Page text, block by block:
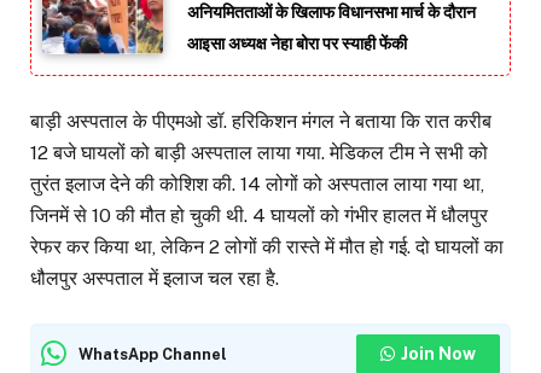
अनियमितताओं के खिलाफ विधानसभा मार्च के दौरान
आइसा अध्यक्ष नेहा बोरा पर स्याही फेंकी
बाड़ी अस्पताल के पीएमओ डॉ. हरिकिशन मंगल ने बताया कि रात करीब
12 बजे घायलों को बाड़ी अस्पताल लाया गया. मेडिकल टीम ने सभी को
तुरंत इलाज देने की कोशिश की. 14 लोगों को अस्पताल लाया गया था,
जिनमें से 10 की मौत हो चुकी थी. 4 घायलों को गंभीर हालत में धौलपुर
रेफर कर किया था, लेकिन 2 लोगों की रास्ते में मौत हो गई. दो घायलों का
धौलपुर अस्पताल में इलाज चल रहा है.
WhatsApp Channel Join Now